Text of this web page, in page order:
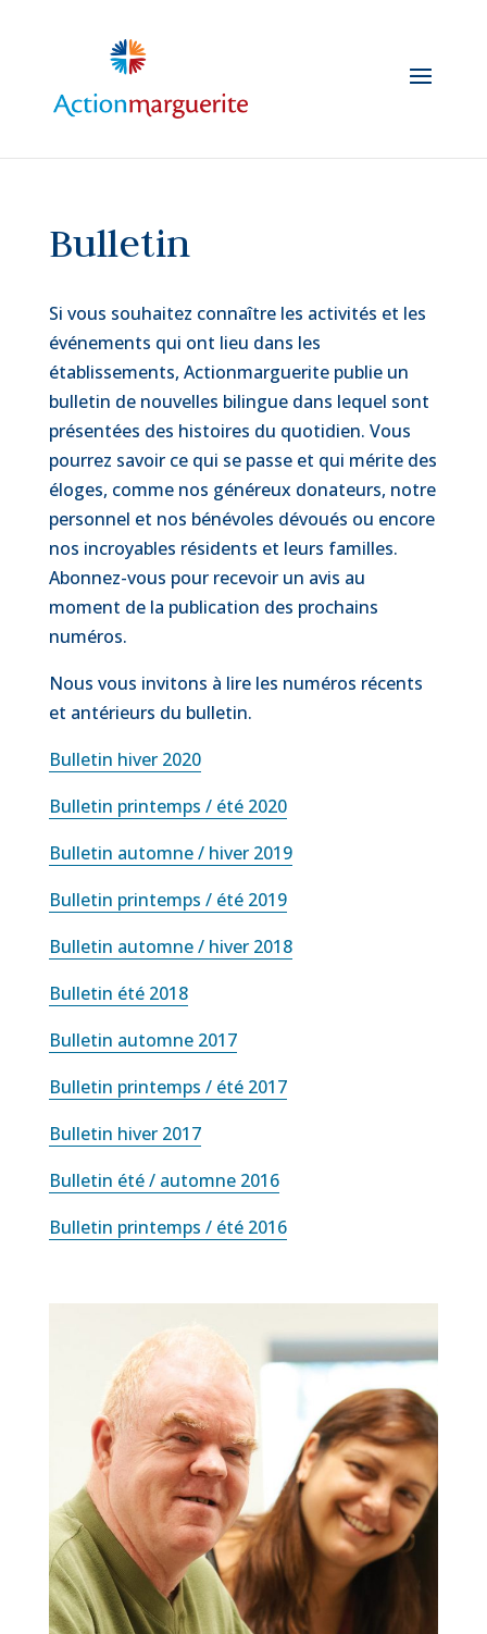
Bulletin
Si vous souhaitez connaître les activités et les
événements qui ont lieu dans les
établissements, Actionmarguerite publie un
bulletin de nouvelles bilingue dans lequel sont
présentées des histoires du quotidien. Vous
pourrez savoir ce qui se passe et qui mérite des
éloges, comme nos généreux donateurs, notre
personnel et nos bénévoles dévoués ou encore
nos incroyables résidents et leurs familles.
Abonnez-vous pour recevoir un avis au
moment de la publication des prochains
numéros.
Nous vous invitons à lire les numéros récents
et antérieurs du bulletin.
Bulletin hiver 2020
Bulletin printemps / été 2020
Bulletin automne / hiver 2019
Bulletin printemps /été 2019
Bulletin automne / hiver 2018
Bulletin été 2018
Bulletin automne 2017
B‎‎ulletin printemps /été2017‎
Bulletin hiver 2017
Bulletin été / automne 2016
Bulletin printemps / été 2016